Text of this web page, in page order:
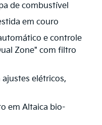
de combustível
em couro
e controle
Zone" com filtro
elétricos,
em Altaica bio-